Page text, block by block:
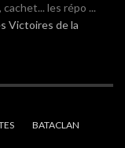
les répo ...
Victoires de la
BATACLAN